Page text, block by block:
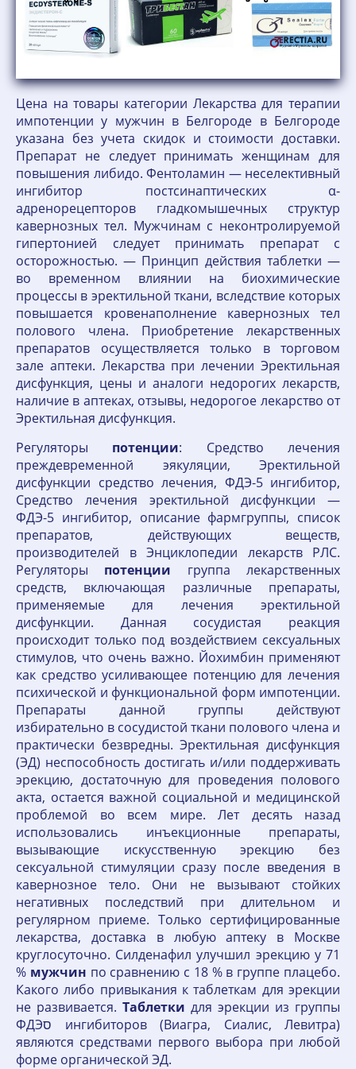
Цена на товары категории Лекарства для терапии
импотенции у мужчин в Белгороде в Белгороде
указана без учета скидок и стоимости доставки.
Препарат не следует принимать женщинам для
повышения либидо. Фентоламин — неселективный
ингибитор постсинаптических α-
адренорецепторов гладкомышечных структур
кавернозных тел. Мужчинам с неконтролируемой
гипертонией следует принимать препарат с
осторожностью. — Принцип действия таблетки —
во временном влиянии на биохимические
процессы в эректильной ткани, вследствие которых
повышается кровенаполнение кавернозных тел
полового члена. Приобретение лекарственных
препаратов осуществляется только в торговом
зале аптеки. Лекарства при лечении Эректильная
дисфункция, цены и аналоги недорогих лекарств,
наличие в аптеках, отзывы, недорогое лекарство от
Эректильная дисфункция.
Регуляторы потенции: Средство лечения
преждевременной эякуляции, Эректильной
дисфункции средство лечения, ФДЭ-5 ингибитор,
Средство лечения эректильной дисфункции —
ФДЭ-5 ингибитор, описание фармгруппы, список
препаратов, действующих веществ,
производителей в Энциклопедии лекарств РЛС.
Регуляторы потенции группа лекарственных
средств, включающая различные препараты,
применяемые для лечения эректильной
дисфункции. Данная сосудистая реакция
происходит только под воздействием сексуальных
стимулов, что очень важно. Йохимбин применяют
как средство усиливающее потенцию для лечения
психической и функциональной форм импотенции.
Препараты данной группы действуют
избирательно в сосудистой ткани полового члена и
практически безвредны. Эректильная дисфункция
(ЭД) неспособность достигать и/или поддерживать
эрекцию, достаточную для проведения полового
акта, остается важной социальной и медицинской
проблемой во всем мире. Лет десять назад
использовались инъекционные препараты,
вызывающие искусственную эрекцию без
сексуальной стимуляции сразу после введения в
кавернозное тело. Они не вызывают стойких
негативных последствий при длительном и
регулярном приеме. Только сертифицированные
лекарства, доставка в любую аптеку в Москве
круглосуточно. Силденафил улучшил эрекцию у 71
% мужчин по сравнению с 18 % в группе плацебо.
Какого либо привыкания к таблеткам для эрекции
не развивается. Таблетки для эрекции из группы
ФДЭס ингибиторов (Виагра, Сиалис, Левитра)
являются средствами первого выбора при любой
форме органической ЭД.